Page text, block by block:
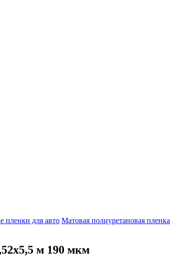
пленки для авто Матовая полиуретановая пленка
м 190 мкм